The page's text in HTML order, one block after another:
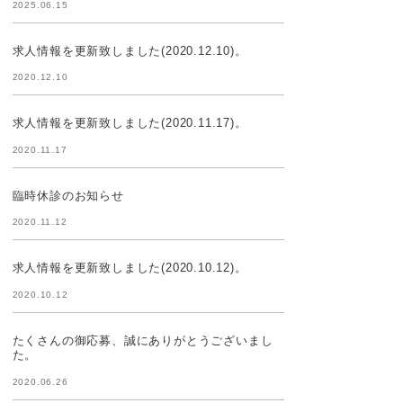
2025.06.15
求人情報を更新致しました(2020.12.10)。
2020.12.10
求人情報を更新致しました(2020.11.17)。
2020.11.17
臨時休診のお知らせ
2020.11.12
求人情報を更新致しました(2020.10.12)。
2020.10.12
たくさんの御応募、誠にありがとうございまし
た。
2020.06.26